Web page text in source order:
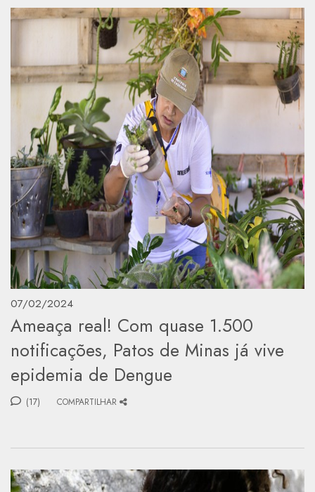
07/02/2024
Ameaça real! Com quase 1.500
notificações, Patos de Minas já vive
epidemia de Dengue
(17) COMPARTILHAR